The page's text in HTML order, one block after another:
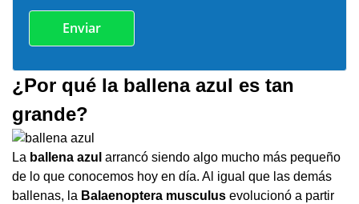
¿Por qué la ballena azul es tan
grande?
La ballena azul arrancó siendo algo mucho más pequeño
de lo que conocemos hoy en día. Al igual que las demás
ballenas, la Balaenoptera musculus evolucionó a partir